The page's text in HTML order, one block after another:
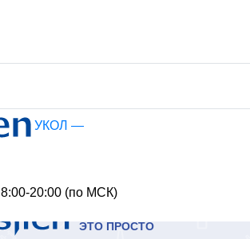
УКОЛ —
8:00-20:00 (по МСК)
ЭТО ПРОСТО